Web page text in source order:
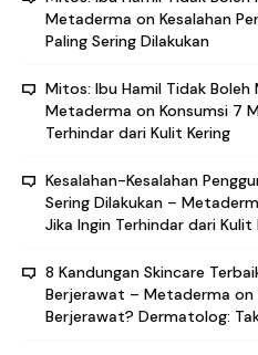
Metaderma on Kesalahan
Paling Sering Dilakukan
Mitos: Ibu Hamil Tidak
Metaderma on Konsumsi 7
Terhindar dari Kulit Kering
Kesalahan-Kesalahan
Sering Dilakukan –
Jika Ingin Terhindar dari Kulit
8 Kandungan Skincare
Berjerawat – Metaderma on
Berjerawat? Dermatolog: